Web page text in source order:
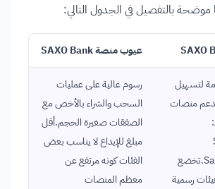
بالتفصيل في الجدول التالي:
عيوب منصة SAXO Bank
لتسهيل
منصات
وSaxoTraderPRO.تخضع
رسمية
رسوم عالية على عمليات
السحب والشراء بالأخص مع
الصفقات صغيرة الحجم.أقل
مبلغ للإيداع لا يناسب بعض
الفئات كونه مرتفع عن
معظم المنصات